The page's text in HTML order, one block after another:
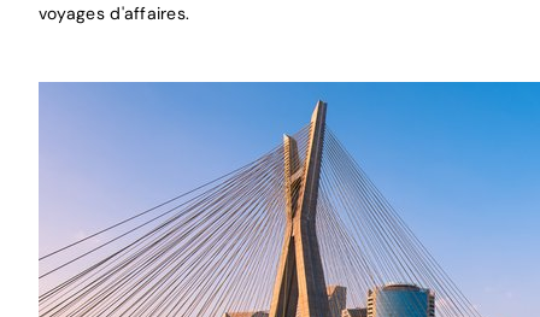
voyages d'affaires.